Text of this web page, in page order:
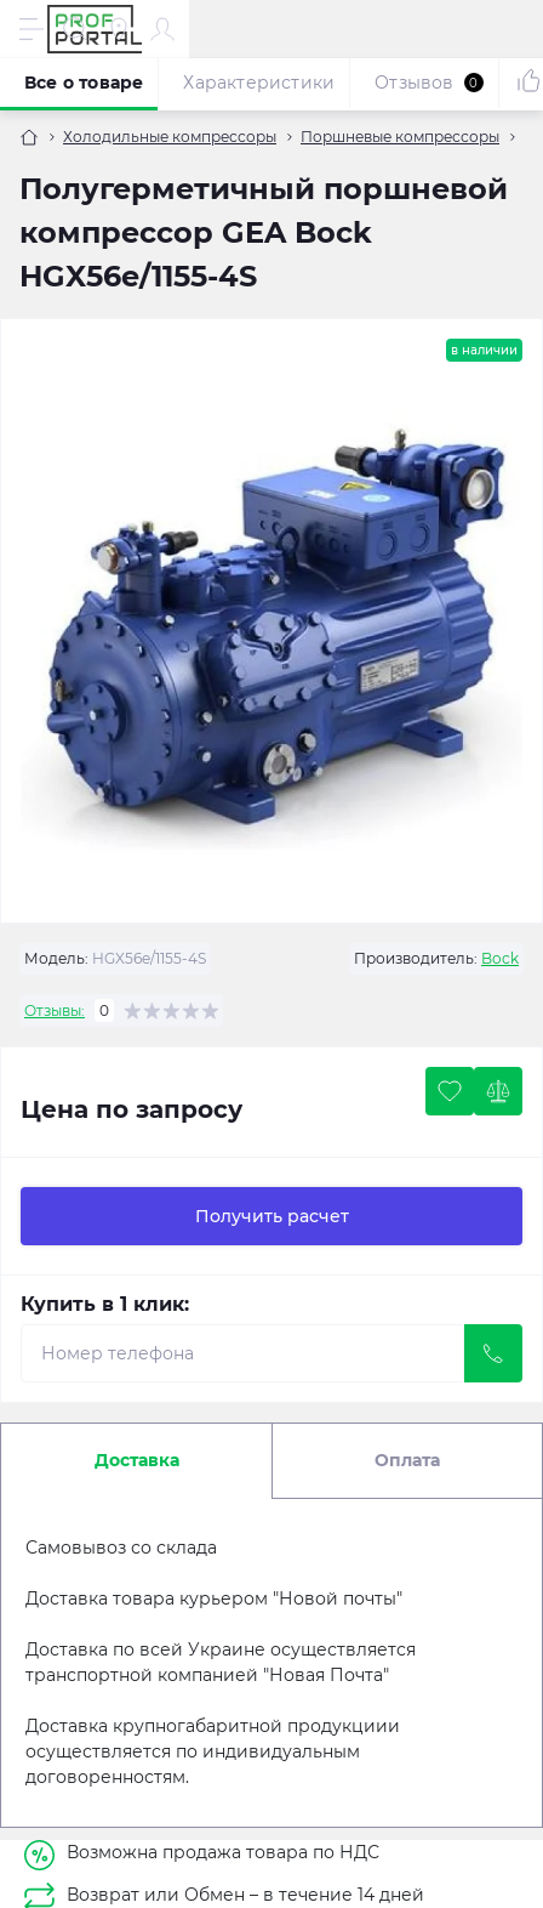
Холодильные компрессоры Поршневые компрессоры
Полугерметичный поршневой
компрессор GEA Bock
HGX56e/1155-4S
Все о товаре Характеристики Отзывов 0
в наличии
Модель: HGX56e/1155-4S Производитель: Bock
Отзывы: 0
Цена по запросу
Получить расчет
Купить в 1 клик:
Доставка Оплата
Самовывоз со склада
Доставка товара курьером "Новой почты"
Доставка по всей Украине осуществляется
транспортной компанией "Новая Почта"
Доставка крупногабаритной продукциии
осуществляется по индивидуальным
договоренностям.
Возможна продажа товара по НДС
Возврат или Обмен – в течение 14 дней